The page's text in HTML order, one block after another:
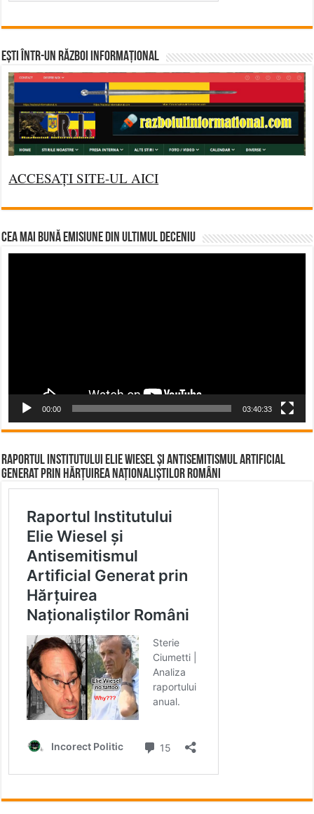
Ești într-un RĂZBOI INFORMAȚIONAL
ACCESAȚI SITE-UL AICI
CEA MAI BUNĂ EMISIUNE DIN ULTIMUL DECENIU
00:00 03:40:33
Raportul Institutului Elie Wiesel și Antisemitismul Artificial
Generat prin Hărțuirea Naționaliștilor Români